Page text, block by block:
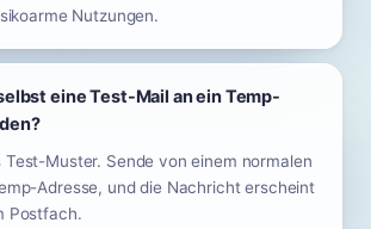
Nutzungen.
eine Test-Mail an ein Temp-
Muster. Sende von einem normalen
Adresse, und die Nachricht erscheint
Postfach.